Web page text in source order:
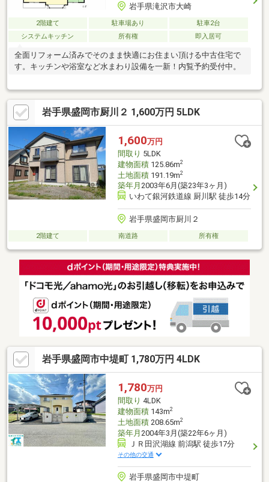
岩手県滝沢市大崎
2階建て 駐車場あり
駐車2台
システムキッチン
所有権 即入居可
全面リフォーム済みでそのまま快適にお住まい頂ける中古住宅で
す。キッチンや浴室など水まわり設備を一新！内覧予約受付中。
岩手県盛岡市厨川２ 1,600万円 5LDK
1,600万円
間取り 5LDK
建物面積125.86m2
土地面積191.19m2
築年月 2003年6月(築23年3ヶ月)
いわて銀河鉄道線 厨川駅 徒歩14分
岩手県盛岡市厨川２
2階建て 南道路 所有権
岩手県盛岡市中堤町 1,780万円 4LDK
1,780万円
間取り 4LDK
建物面積143m2
土地面積208.65m2
築年月 2004年3月(築22年6ヶ月)
ＪＲ田沢湖線 前潟駅 徒歩17分
その他の交通
岩手県盛岡市中堤町